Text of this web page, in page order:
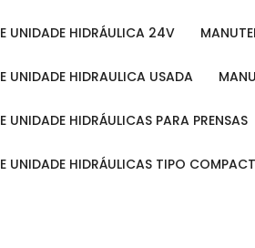
UNIDADE HIDRÁULICA 24V
UNIDADE HIDRAULICA USADA
UNIDADE HIDRÁULICAS PARA PRENSAS
UNIDADE HIDRÁULICAS TIPO